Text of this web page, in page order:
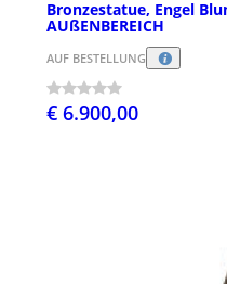
Bronzestatue, Engel
AUßENBEREICH
AUF BESTELLUNG
€ 6.900,00